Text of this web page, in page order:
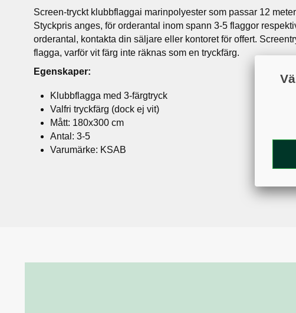
Screen-tryckt klubbflaggai marinpolyester som passar 12
Styckpris anges, för orderantal inom spann 3-5 flaggor
orderantal, kontakta din säljare eller kontoret för offert.
flagga, varför vit färg inte räknas som en tryckfärg.
Egenskaper:
Klubbflagga med 3-färgtryck
Valfri tryckfärg (dock ej vit)
Mått: 180x300 cm
Antal: 3-5
Varumärke: KSAB